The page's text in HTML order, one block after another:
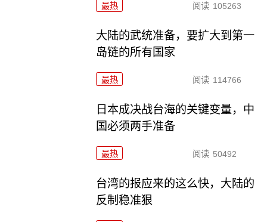
最热 阅读 105263
大陆的武统准备，要扩大到第一
岛链的所有国家
最热 阅读 114766
日本成决战台海的关键变量，中
国必须两手准备
最热 阅读 50492
台湾的报应来的这么快，大陆的
反制稳准狠